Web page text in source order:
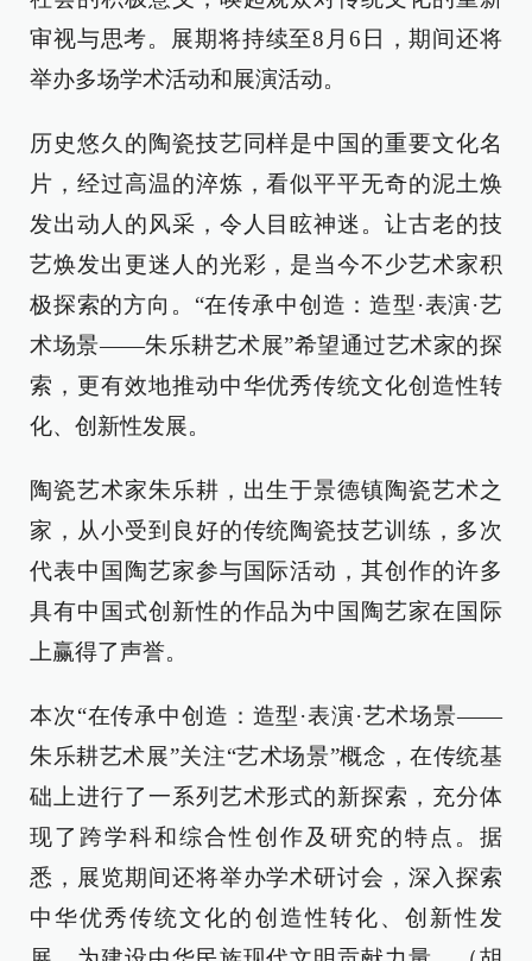
审视与思考。展期将持续至8月6日，期间还将
举办多场学术活动和展演活动。
历史悠久的陶瓷技艺同样是中国的重要文化名
片，经过高温的淬炼，看似平平无奇的泥土焕
发出动人的风采，令人目眩神迷。让古老的技
艺焕发出更迷人的光彩，是当今不少艺术家积
极探索的方向。“在传承中创造：造型·表演·艺
术场景——朱乐耕艺术展”希望通过艺术家的探
索，更有效地推动中华优秀传统文化创造性转
化、创新性发展。
陶瓷艺术家朱乐耕，出生于景德镇陶瓷艺术之
家，从小受到良好的传统陶瓷技艺训练，多次
代表中国陶艺家参与国际活动，其创作的许多
具有中国式创新性的作品为中国陶艺家在国际
上赢得了声誉。
本次“在传承中创造：造型·表演·艺术场景——
朱乐耕艺术展”关注“艺术场景”概念，在传统基
础上进行了一系列艺术形式的新探索，充分体
现了跨学科和综合性创作及研究的特点。据
悉，展览期间还将举办学术研讨会，深入探索
中华优秀传统文化的创造性转化、创新性发